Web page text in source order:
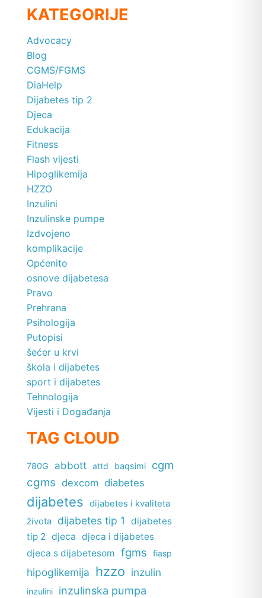
KATEGORIJE
Advocacy
Blog
CGMS/FGMS
DiaHelp
Dijabetes tip 2
Djeca
Edukacija
Fitness
Flash vijesti
Hipoglikemija
HZZO
Inzulini
Inzulinske pumpe
Izdvojeno
komplikacije
Općenito
osnove dijabetesa
Pravo
Prehrana
Psihologija
Putopisi
šećer u krvi
škola i dijabetes
sport i dijabetes
Tehnologija
Vijesti i Događanja
TAG CLOUD
780G abbott attd baqsimi cgm
cgms dexcom diabetes
dijabetes
dijabetes i kvaliteta
života
dijabetes tip 1
dijabetes
tip 2 djeca djeca i dijabetes
djeca s dijabetesom fgms fiasp
hipoglikemija hzzo inzulin
inzulini inzulinska pumpa